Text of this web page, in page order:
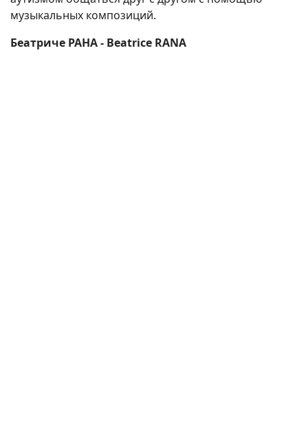
музыкальных композиций.
Беатриче РАНА - Beatrice RANA